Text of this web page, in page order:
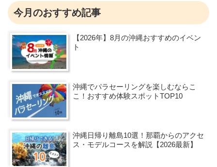
今月のおすすめ記事
【2026年】8月の沖縄おすすめのイベン
ト
沖縄でパラセーリングを楽しむならこ
こ！おすすめ体験スポットTOP10
沖縄日帰り離島10選！那覇からのアクセ
ス・モデルコースを解説【2026最新】